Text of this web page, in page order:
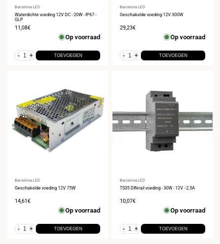
Leverancier:
Barcelona LED
Waterdichte voeding 12V DC - 20W - IP67 -
GLP
Verkoopprijs
11,08€
Op voorraad
- + TOEVOEGEN
Leverancier:
Barcelona LED
Geschakelde voeding 12V 300W
Verkoopprijs
29,23€
Op voorraad
- + TOEVOEGEN
Leverancier:
Barcelona LED
Geschakelde voeding 12V 75W
Verkoopprijs
14,61€
Op voorraad
- + TOEVOEGEN
Leverancier:
Barcelona LED
TS35 DIN-rail voeding - 30W - 12V - 2,5A
Verkoopprijs
10,07€
Op voorraad
- + TOEVOEGEN